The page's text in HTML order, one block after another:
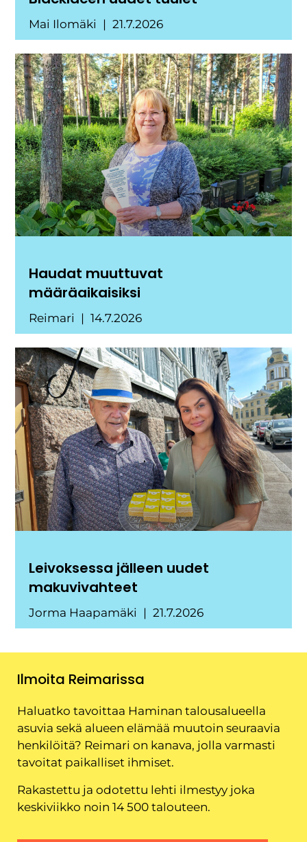
Mai Ilomäki 21.7.2026
Haudat muuttuvat
määräaikaisiksi
Reimari 14.7.2026
Leivoksessa jälleen uudet
makuvivahteet
Jorma Haapamäki 21.7.2026
Ilmoita Reimarissa
Haluatko tavoittaa Haminan talousalueella
asuvia sekä alueen elämää muutoin seuraavia
henkilöitä? Reimari on kanava, jolla varmasti
tavoitat paikalliset ihmiset.
Rakastettu ja odotettu lehti ilmestyy joka
keskiviikko noin 14 500 talouteen.